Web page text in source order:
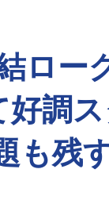
ロ
好調
も残